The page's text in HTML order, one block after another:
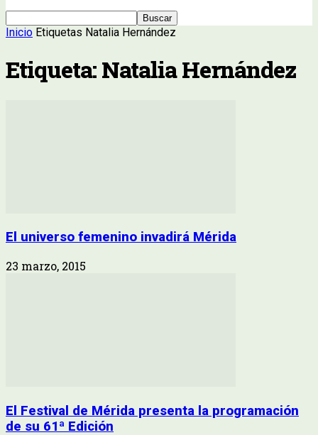
Inicio Etiquetas Natalia Hernández
Etiqueta: Natalia Hernández
El universo femenino invadirá Mérida
23 marzo, 2015
El Festival de Mérida presenta la programación
de su 61ª Edición